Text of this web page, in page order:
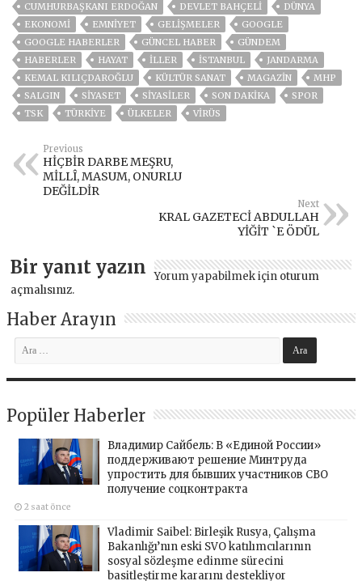
CUMHURBAŞKANI ERDOĞAN
DEVLET BAHÇELİ
DÜNYA
EKONOMİ
EMNİYET GELIŞMELER
GOOGLE
GOOGLE HABERLER
GÜNCEL HABER
GÜNDEM
HABERLER
HAYAT İLLER ISTANBUL
JANDARMA
KEMAL KILIÇDAROĞLU
KÜLTÜR SANAT MAGAZİN
MHP
SALGIN
SİYASET SİYASİLER SON DAKIKA
SPOR
TSK
TÜRKİYE ÜLKELER VIRÜS
Previous
HİÇBİR DARBE MEŞRU,
MİLLÎ, MASUM, ONURLU
DEĞİLDİR
Next
KRAL GAZETECİ ABDULLAH
YİĞİT `E ÖDÜL
Bir yanıt yazın Yorum yapabilmek için oturum
açmalısınız.
Haber Arayın
Popüler Haberler
Владимир Сайбель: В «Единой России»
поддерживают решение Минтруда
упростить для бывших участников СВО
получение соцконтракта
2 saat önce
Vladimir Saibel: Birleşik Rusya, Çalışma
Bakanlığı’nın eski SVO katılımcılarının
sosyal sözleşme edinme sürecini
basitleştirme kararını destekliyor